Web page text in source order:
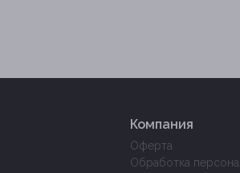
Компания
Оферта
Обработка